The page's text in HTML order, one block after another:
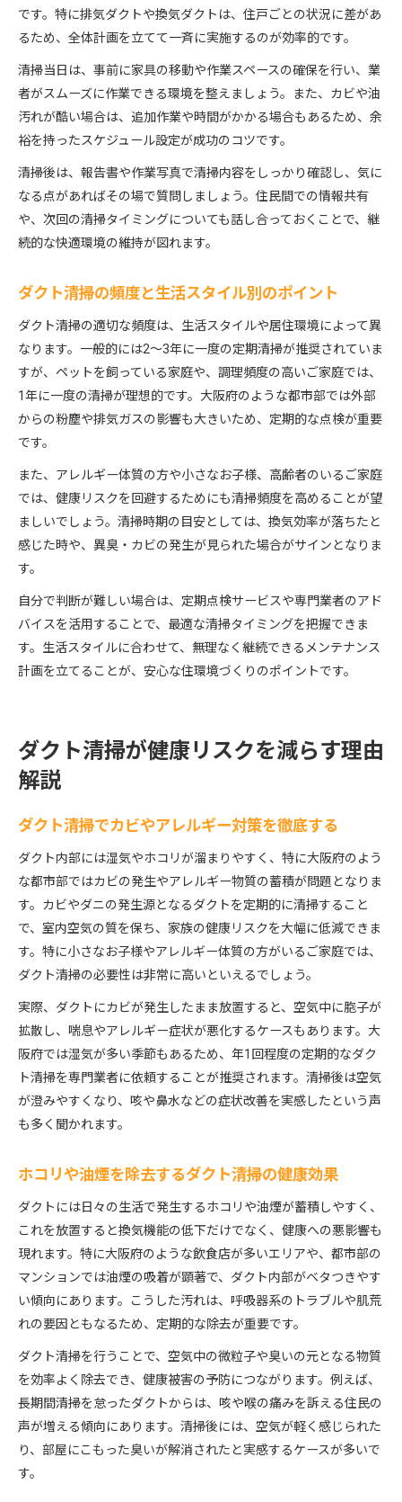
です。特に排気ダクトや換気ダクトは、住戸ごとの状況に差があ
るため、全体計画を立てて一斉に実施するのが効率的です。
清掃当日は、事前に家具の移動や作業スペースの確保を行い、業
者がスムーズに作業できる環境を整えましょう。また、カビや油
汚れが酷い場合は、追加作業や時間がかかる場合もあるため、余
裕を持ったスケジュール設定が成功のコツです。
清掃後は、報告書や作業写真で清掃内容をしっかり確認し、気に
なる点があればその場で質問しましょう。住民間での情報共有
や、次回の清掃タイミングについても話し合っておくことで、継
続的な快適環境の維持が図れます。
ダクト清掃の頻度と生活スタイル別のポイント
ダクト清掃の適切な頻度は、生活スタイルや居住環境によって異
なります。一般的には2～3年に一度の定期清掃が推奨されていま
すが、ペットを飼っている家庭や、調理頻度の高いご家庭では、
1年に一度の清掃が理想的です。大阪府のような都市部では外部
からの粉塵や排気ガスの影響も大きいため、定期的な点検が重要
です。
また、アレルギー体質の方や小さなお子様、高齢者のいるご家庭
では、健康リスクを回避するためにも清掃頻度を高めることが望
ましいでしょう。清掃時期の目安としては、換気効率が落ちたと
感じた時や、異臭・カビの発生が見られた場合がサインとなりま
す。
自分で判断が難しい場合は、定期点検サービスや専門業者のアド
バイスを活用することで、最適な清掃タイミングを把握できま
す。生活スタイルに合わせて、無理なく継続できるメンテナンス
計画を立てることが、安心な住環境づくりのポイントです。
ダクト清掃が健康リスクを減らす理由
解説
ダクト清掃でカビやアレルギー対策を徹底する
ダクト内部には湿気やホコリが溜まりやすく、特に大阪府のよう
な都市部ではカビの発生やアレルギー物質の蓄積が問題となりま
す。カビやダニの発生源となるダクトを定期的に清掃すること
で、室内空気の質を保ち、家族の健康リスクを大幅に低減できま
す。特に小さなお子様やアレルギー体質の方がいるご家庭では、
ダクト清掃の必要性は非常に高いといえるでしょう。
実際、ダクトにカビが発生したまま放置すると、空気中に胞子が
拡散し、喘息やアレルギー症状が悪化するケースもあります。大
阪府では湿気が多い季節もあるため、年1回程度の定期的なダク
ト清掃を専門業者に依頼することが推奨されます。清掃後は空気
が澄みやすくなり、咳や鼻水などの症状改善を実感したという声
も多く聞かれます。
ホコリや油煙を除去するダクト清掃の健康効果
ダクトには日々の生活で発生するホコリや油煙が蓄積しやすく、
これを放置すると換気機能の低下だけでなく、健康への悪影響も
現れます。特に大阪府のような飲食店が多いエリアや、都市部の
マンションでは油煙の吸着が顕著で、ダクト内部がベタつきやす
い傾向にあります。こうした汚れは、呼吸器系のトラブルや肌荒
れの要因ともなるため、定期的な除去が重要です。
ダクト清掃を行うことで、空気中の微粒子や臭いの元となる物質
を効率よく除去でき、健康被害の予防につながります。例えば、
長期間清掃を怠ったダクトからは、咳や喉の痛みを訴える住民の
声が増える傾向にあります。清掃後には、空気が軽く感じられた
り、部屋にこもった臭いが解消されたと実感するケースが多いで
す。